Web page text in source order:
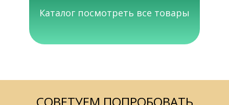
Каталог посмотреть все товары